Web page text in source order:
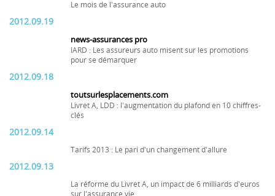
Le mois de l'assurance auto
2012.09.19
news-assurances pro
IARD : Les assureurs auto misent sur les promotions
pour se démarquer
2012.09.18
toutsurlesplacements.com
Livret A, LDD : l'augmentation du plafond en 10 chiffres-
clés
2012.09.14
Tarifs 2013 : Le pari d'un changement d'allure
2012.09.13
La réforme du Livret A, un impact de 6 milliards d'euros
sur l'assurance vie